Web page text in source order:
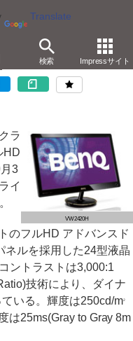
Translate
検索 Impressサイト
VW2420H
ラ
HD
3
イ
のフルHD アドバンスド
ネルを採用した24型液晶
ントラストは3,000:1
技術により、ダイナ
いる。輝度は250cd/m2
は25ms(Gray to Gray 8m